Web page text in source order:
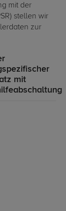
mit der
stellen wir
zur
mit